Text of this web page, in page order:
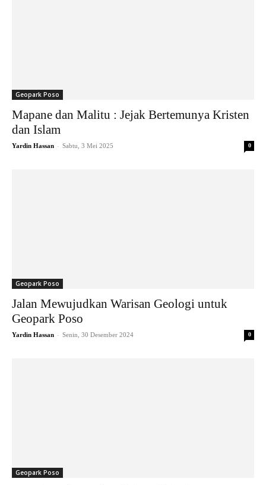
Geopark Poso
Mapane dan Malitu : Jejak Bertemunya Kristen
dan Islam
Yardin Hassan - Sabtu, 3 Mei 2025 0
Geopark Poso
Jalan Mewujudkan Warisan Geologi untuk
Geopark Poso
Yardin Hassan - Senin, 30 Desember 2024 0
Geopark Poso